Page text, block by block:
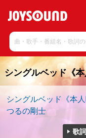
シングルベッド《
シングルベッド《本人
つるの剛士
歌詞